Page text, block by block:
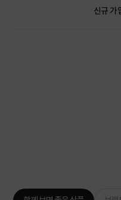
신규 가